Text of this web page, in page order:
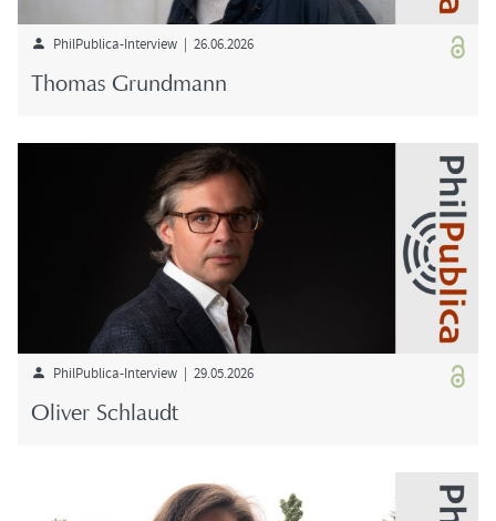
PhilPublica-​Interview | 26.06.2026
Tho­mas Grund­mann
PhilPublica-​Interview | 29.05.2026
Oli­ver Schlaudt